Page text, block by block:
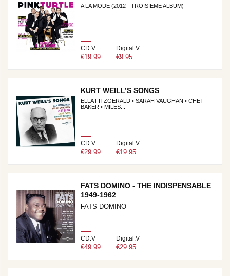
A LA MODE (2012 - TROISIEME ALBUM)
CD.V
€19.99
Digital.V
€9.95
KURT WEILL’S SONGS
ELLA FITZGERALD • SARAH VAUGHAN • CHET
BAKER • MILES...
CD.V
€29.99
Digital.V
€19.95
FATS DOMINO - THE INDISPENSABLE
1949-1962
FATS DOMINO
CD.V
€49.99
Digital.V
€29.95